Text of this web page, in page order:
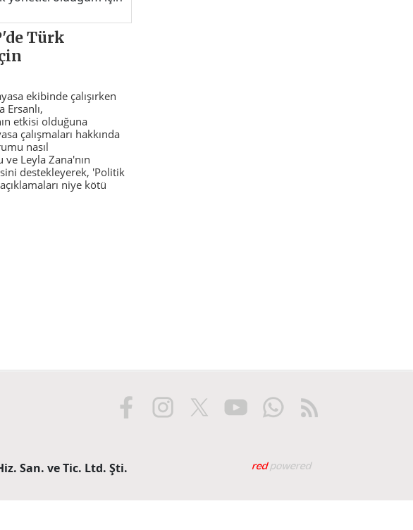
Türk
ekibinde çalışırken
Ersanlı,
etkisi olduğuna
çalışmaları hakkında
nasıl
Leyla Zana'nın
destekleyerek, 'Politik
niye kötü
San. ve Tic. Ltd. Şti. Web tasarım: Red